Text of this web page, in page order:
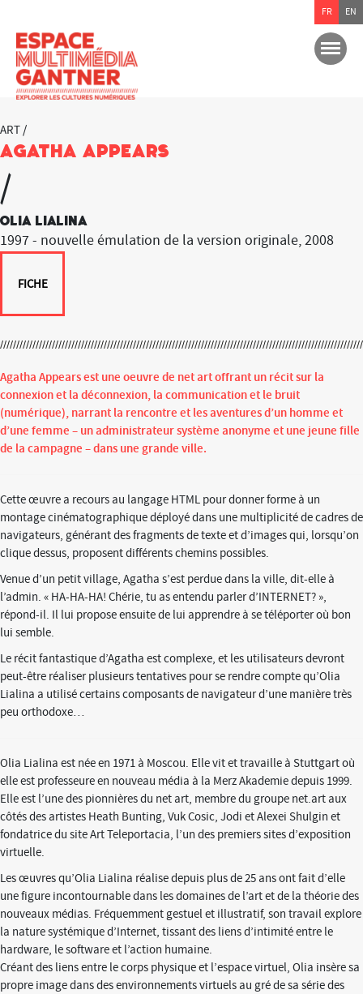
ART /
Agatha Appears
/
Olia Lialina
1997 - nouvelle émulation de la version originale, 2008
FICHE
Agatha Appears est une oeuvre de net art offrant un récit sur la
connexion et la déconnexion, la communication et le bruit
(numérique), narrant la rencontre et les aventures d’un homme et
d’une femme – un administrateur système anonyme et une jeune fille
de la campagne – dans une grande ville.
Cette œuvre a recours au langage HTML pour donner forme à un
montage cinématographique déployé dans une multiplicité de cadres de
navigateurs, générant des fragments de texte et d’images qui, lorsqu’on
clique dessus, proposent différents chemins possibles.
Venue d’un petit village, Agatha s’est perdue dans la ville, dit-elle à
l’admin. « HA-HA-HA! Chérie, tu as entendu parler d’INTERNET? »,
répond-il. Il lui propose ensuite de lui apprendre à se téléporter où bon
lui semble.
Le récit fantastique d’Agatha est complexe, et les utilisateurs devront
peut-être réaliser plusieurs tentatives pour se rendre compte qu’Olia
Lialina a utilisé certains composants de navigateur d’une manière très
peu orthodoxe…
Olia Lialina est née en 1971 à Moscou. Elle vit et travaille à Stuttgart où
elle est professeure en nouveau média à la Merz Akademie depuis 1999.
Elle est l’une des pionnières du net art, membre du groupe net.art aux
côtés des artistes Heath Bunting, Vuk Cosic, Jodi et Alexei Shulgin et
fondatrice du site Art Teleportacia, l’un des premiers sites d’exposition
virtuelle.
Les œuvres qu’Olia Lialina réalise depuis plus de 25 ans ont fait d’elle
une figure incontournable dans les domaines de l’art et de la théorie des
nouveaux médias. Fréquemment gestuel et illustratif, son travail explore
la nature systémique d’Internet, tissant des liens d’intimité entre le
hardware, le software et l’action humaine.
Créant des liens entre le corps physique et l’espace virtuel, Olia insère sa
propre image dans des environnements virtuels au gré de sa série des
FR EN